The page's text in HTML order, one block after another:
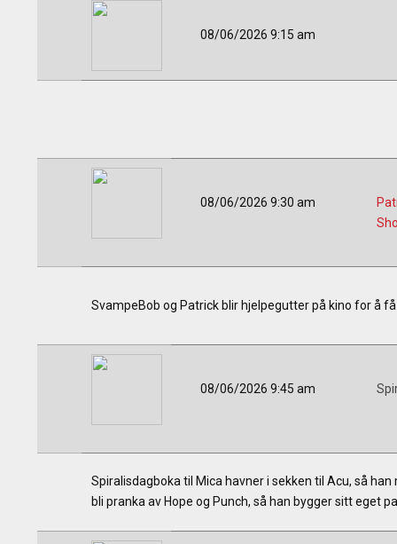
08/06/2026 9:15 am
08/06/2026 9:30 am
SvampeBob og Patrick blir hjelpegutter på kino for å
08/06/2026 9:45 am
Spiralisdagboka til Mica havner i sekken til Acu, så
bli pranka av Hope og Punch, så han bygger sitt eget